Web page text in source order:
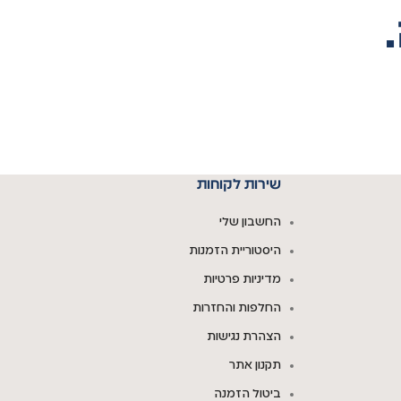
שירות לקוחות
החשבון שלי
היסטוריית הזמנות
מדיניות פרטיות
החלפות והחזרות
הצהרת נגישות
תקנון אתר
ביטול הזמנה